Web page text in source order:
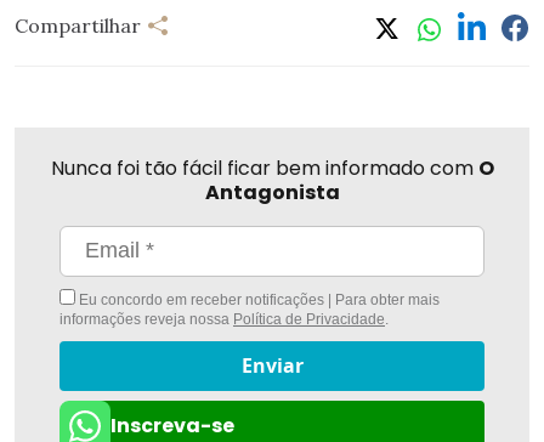
Compartilhar
Nunca foi tão fácil ficar bem informado com O
Antagonista
Eu concordo em receber notificações | Para obter mais
informações reveja nossa Política de Privacidade
Enviar
Inscreva-se